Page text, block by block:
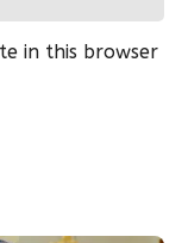
in this browser